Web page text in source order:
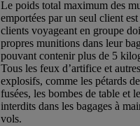
Le poids total maximum des
emportées par un seul client
clients voyageant en groupe
propres munitions dans leur
pouvant contenir plus de 5
Tous les feux d’artifice et
explosifs, comme les pétards
fusées, les bombes de table et
interdits dans les bagages à
vols.